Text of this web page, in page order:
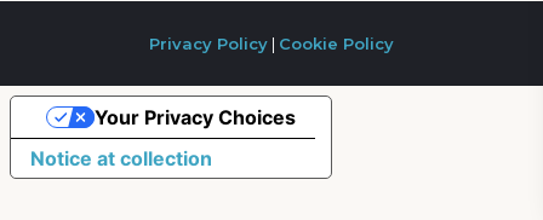
Privacy Policy | Cookie Policy
Notice at collection
Your Privacy Choices